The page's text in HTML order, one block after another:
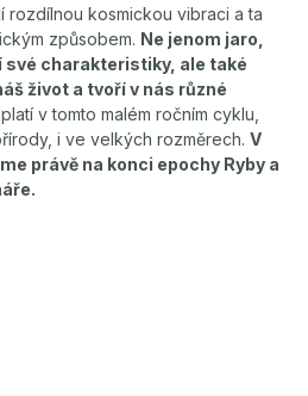
kosmickou vibraci a ta
způsobem. Ne jenom jaro,
své charakteristiky, ale také
život a tvoří v nás různé
v tomto malém ročním cyklu,
i ve velkých rozměrech. V
právě na konci epochy Ryby a